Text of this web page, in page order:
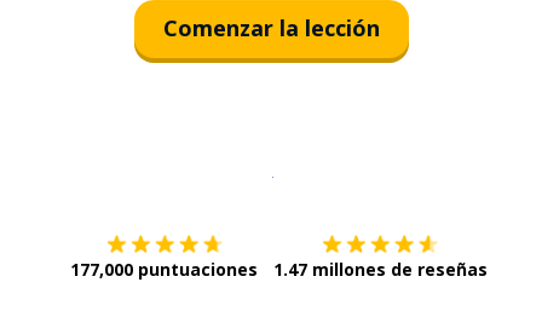
Comenzar la lección
177,000 puntuaciones 1.47 millones de reseñas